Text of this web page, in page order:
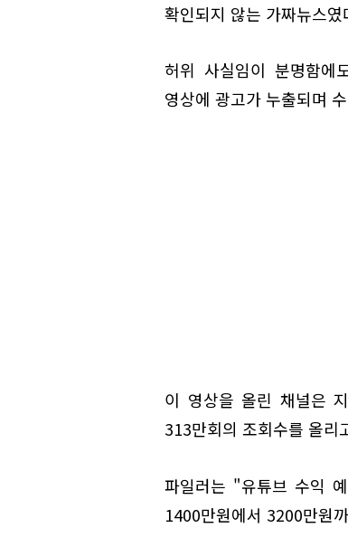
확인되지 않는 가짜뉴스였
허위 사실임이 분명함
영상에 광고가 누출되며
이 영상을 올린 채널은
313만회의 조회수를 올리
파일러는 "유튜브 수익
1400만원에서 3200만원